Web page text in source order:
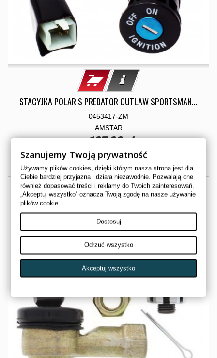
STACYJKA POLARIS PREDATOR OUTLAW SPORTSMAN...
0453417-ZM
AMSTAR
125,00 zł
Dostępny
Szanujemy Twoją prywatność
Używamy plików cookies, dzięki którym nasza strona jest dla
Ciebie bardziej przyjazna i działa niezawodnie. Pozwalają one
również dopasować treści i reklamy do Twoich zainteresowań.
„Akceptuj wszystko” oznacza Twoją zgodę na nasze używanie
plików cookie.
Dostosuj
Odrzuć wszystko
Akceptuj wszystko